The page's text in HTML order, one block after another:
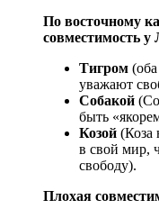
По восточному
совместимость
Тигром
уважают
Собакой
быть
Козой (Коза
в свой мир,
свободу).
Плохая